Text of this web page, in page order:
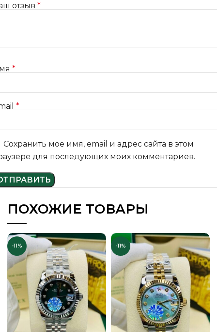
отзыв *
*
*
Сохранить моё имя, email и адрес сайта в этом
для последующих моих комментариев.
ПОХОЖИЕ ТОВАРЫ
-11% -11%